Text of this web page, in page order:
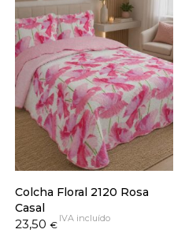
Colcha Floral 2120 Rosa
Casal
23,50 €
IVA incluído